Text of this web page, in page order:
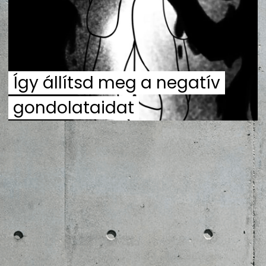
ZENE
MÉDIAAJÁNLAT
IMPRESSZUM
PR-ARCHÍVUM
ADATKEZELÉSI TÁJÉKOZTATÓ
Így állítsd meg a negatív
gondolataidat